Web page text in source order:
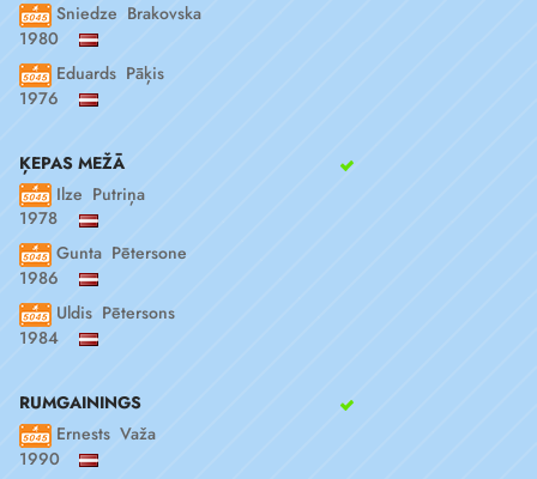
Sniedze Brakovska
1980
Eduards Pāķis
1976
ĶEPAS MEŽĀ
Ilze Putriņa
1978
Gunta Pētersone
1986
Uldis Pētersons
1984
RUMGAININGS
Ernests Važa
1990